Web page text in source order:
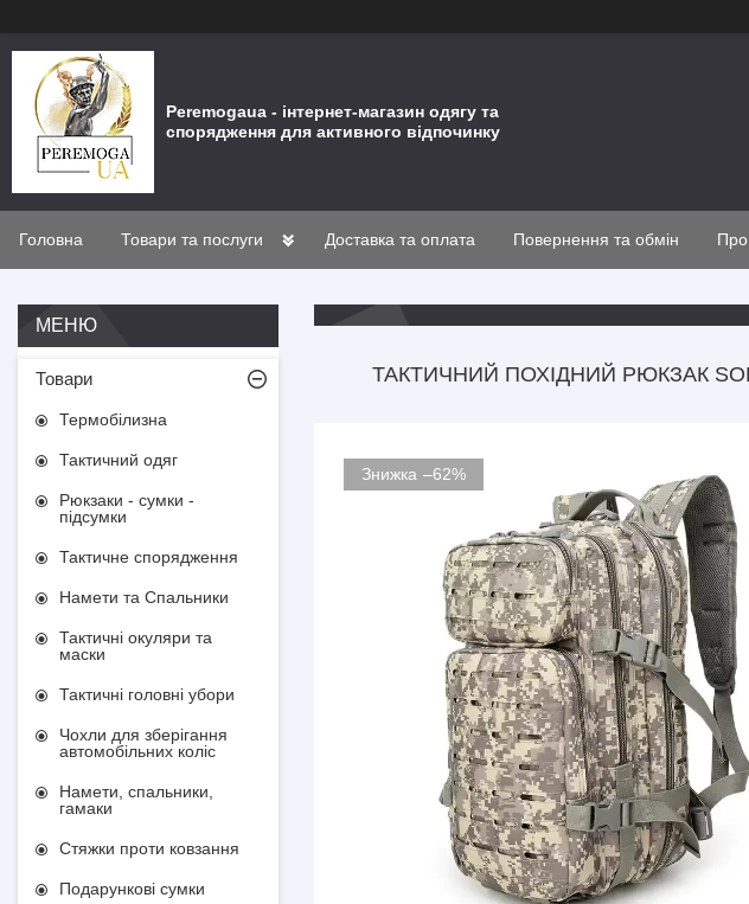
Peremogaua - інтернет-магазин одягу та
спорядження для активного відпочинку
Головна Товари та послуги Доставка та оплата Повернення та обмін
ТАКТИЧНИЙ ПОХІДНИЙ РЮКЗАК
–62%
Товари
Термобілизна
Тактичний одяг
Рюкзаки - сумки -
підсумки
Тактичне спорядження
Намети та Спальники
Тактичні окуляри та
маски
Тактичні головні убори
Чохли для зберігання
автомобільних коліс
Намети, спальники,
гамаки
Стяжки проти ковзання
Подарункові сумки